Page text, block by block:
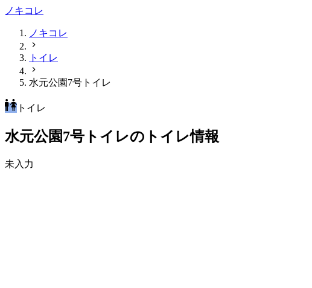
ノキコレ
ノキコレ
トイレ
水元公園7号トイレ
トイレ
水元公園7号トイレのトイレ情報
未入力